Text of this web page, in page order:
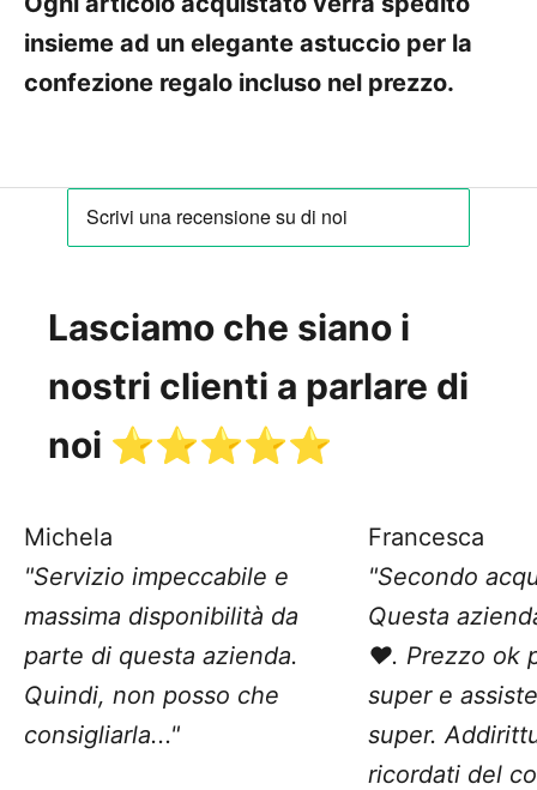
insieme ad un elegante astuccio per la
confezione regalo incluso nel prezzo.
Lasciamo che siano i
nostri clienti a parlare di
noi ⭐️⭐️⭐️⭐️⭐️
Michela
"Servizio impeccabile e
massima disponibilità da
parte di questa azienda.
Quindi, non posso che
consigliarla..."
Francesca
"Secondo
Questa
❤️. Prezzo ok
super e
super.
ricordati del